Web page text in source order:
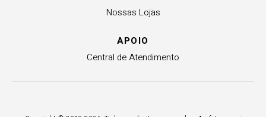
Nossas Lojas
APOIO
Central de Atendimento